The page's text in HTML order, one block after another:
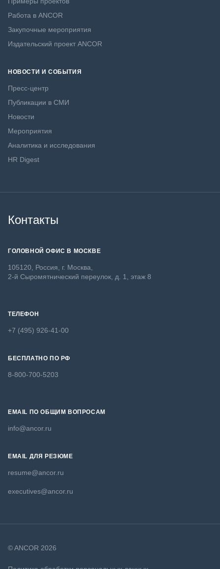
Работа в ANCOR
Закупочные мероприятия
Издательский проект ANCOR
НОВОСТИ И СОБЫТИЯ
Пресс-центр
Публикации в СМИ
Новости
Мероприятия
Аналитика и исследования
HR Digest
Контакты
ГОЛОВНОЙ ОФИС В МОСКВЕ
105120, Россия, г. Москва,
2-й Сыромятнический переулок, д. 1, этаж 8
ТЕЛЕФОН
+7 (495) 926-41-00
БЕСПЛАТНО ПО РФ
8-800-700-5203
EMAIL ПО ОБЩИМ ВОПРОСАМ
info@ancor.ru
EMAIL ДЛЯ РЕЗЮМЕ
resume@ancor.ru
executives@ancor.ru
© ANCOR 2026